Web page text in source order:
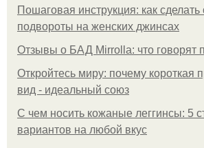
Пошаговая инструкция: как сделать
подвороты на женских джинсах
Отзывы о БАД Mirrolla: что говорят
Откройтесь миру: почему короткая
вид - идеальный союз
С чем носить кожаные леггинсы: 5
вариантов на любой вкус